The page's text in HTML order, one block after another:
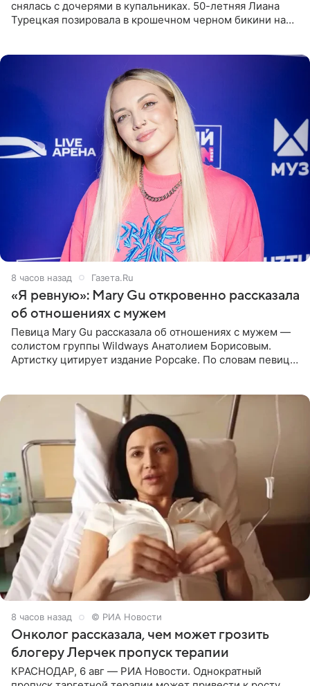
снялась с дочерями в купальниках. 50-летняя Лиана
Турецкая позировала в крошечном черном бикини на
8 часов назад Газета.Ru
«Я ревную»: Mary Gu откровенно рассказала
об отношениях с мужем
Певица Mary Gu рассказала об отношениях с мужем —
солистом группы Wildways Анатолием Борисовым.
Артистку цитирует издание Popcake. По словам певицы,
8 часов назад © РИА Новости
Онколог рассказала, чем может грозить
блогеру Лерчек пропуск терапии
КРАСНОДАР, 6 авг — РИА Новости. Однократный